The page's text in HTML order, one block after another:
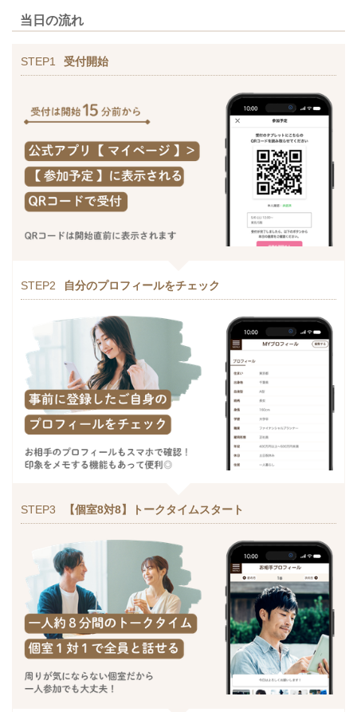
当日の流れ
STEP1 受付開始
STEP2 自分のプロフィールをチェック
STEP3 【個室8対8】トークタイムスタート